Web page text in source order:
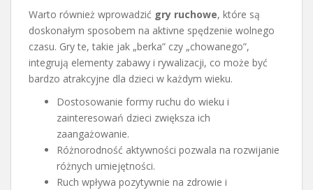
Warto również wprowadzić gry ruchowe, które są
doskonałym sposobem na aktivne spędzenie wolnego
czasu. Gry te, takie jak „berka” czy „chowanego”,
integrują elementy zabawy i rywalizacji, co może być
bardzo atrakcyjne dla dzieci w każdym wieku.
Dostosowanie formy ruchu do wieku i
zainteresowań dzieci zwiększa ich
zaangażowanie.
Różnorodność aktywności pozwala na rozwijanie
różnych umiejętności.
Ruch wpływa pozytywnie na zdrowie i